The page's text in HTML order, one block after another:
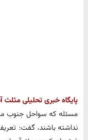
پایگاه خبری تحلیلی مثلث
مسئله که سواحل جنوب
نداشته باشند، گفت: